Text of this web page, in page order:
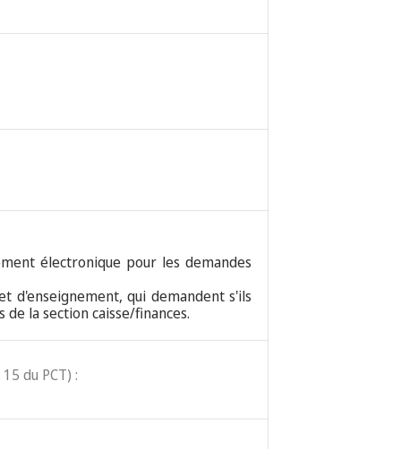
électronique pour les demandes
d'enseignement, qui demandent s'ils
la section caisse/finances.
du PCT) :